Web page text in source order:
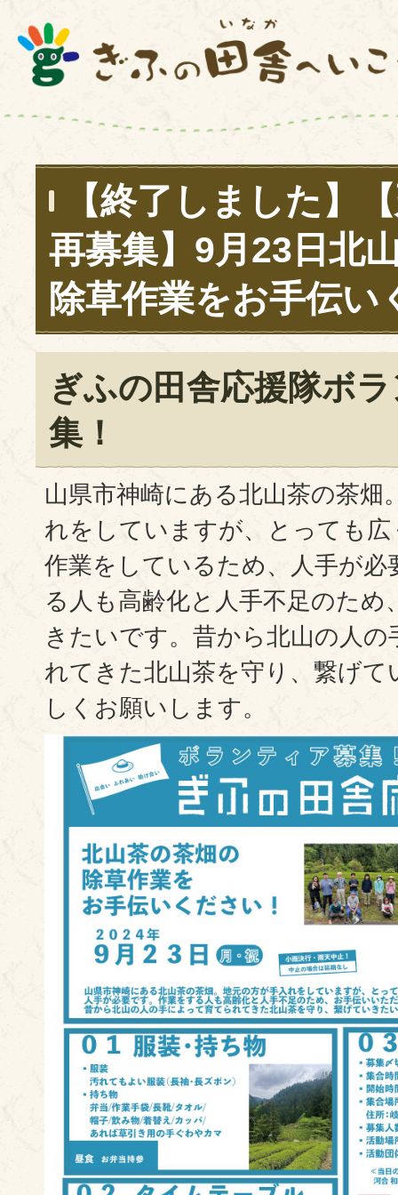
【終了しました】
再募集】9月23日北
除草作業をお手伝い
ぎふの田舎応援隊ボ
集！
山県市神崎にある北山茶の茶畑
れをしていますが、とっても
作業をしているため、人手が必
る人も高齢化と人手不足のため
きたいです。昔から北山の人
れてきた北山茶を守り、繋げ
しくお願いします。